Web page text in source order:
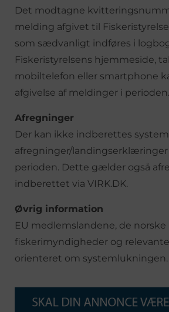
Det modtagne
melding afgivet til
som sædvanligt indføres i
Fiskeristyrelsens hjemmeside,
mobiltelefon eller smartphone
afgivelse af meldinger i perioden.
Afregninger
Der kan ikke indberettes
afregninger/landingserklæringer
perioden. Dette gælder også
indberettet via VIRK.DK.
Øvrig information
EU medlemslandene, de norske
fiskerimyndigheder og
orienteret om systemlukningen.